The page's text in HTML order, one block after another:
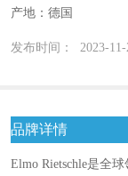
产地：德国
发布时间： 2023-11-
品牌详情
Elmo Rietschle是全